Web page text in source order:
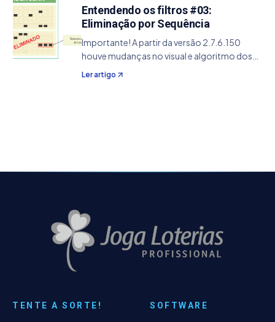
Entendendo os filtros #03:
Eliminação por Sequência
Importante! A partir da versão 2.7.6.150
houve mudanças no visual e algoritmo dos
filtros. O conceito deste filtro permanece,
porém para entender a nova estrutura de uso
Ler artigo
TENTE A SORTE! SOFTWARE